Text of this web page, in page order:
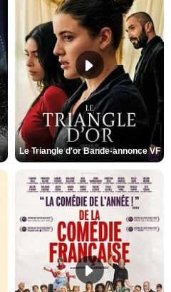
Le Triangle d'or Bande-annonce VF